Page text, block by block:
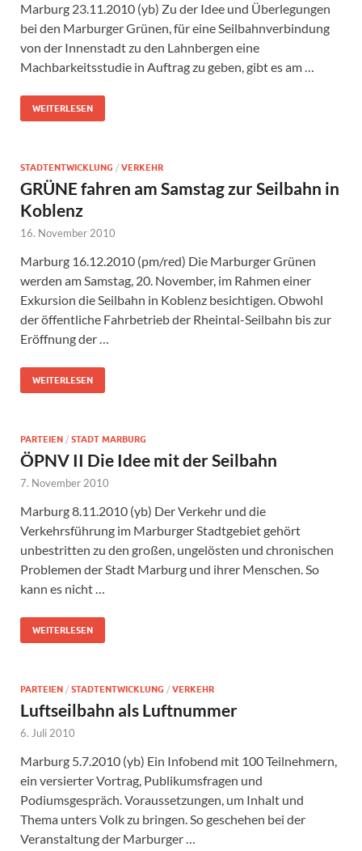
Marburg 23.11.2010 (yb) Zu der Idee und Überlegungen
bei den Marburger Grünen, für eine Seilbahnverbindung
von der Innenstadt zu den Lahnbergen eine
Machbarkeitsstudie in Auftrag zu geben, gibt es am …
WEITERLESEN
STADTENTWICKLUNG / VERKEHR
GRÜNE fahren am Samstag zur Seilbahn in
Koblenz
16. November 2010
Marburg 16.12.2010 (pm/red) Die Marburger Grünen
werden am Samstag, 20. November, im Rahmen einer
Exkursion die Seilbahn in Koblenz besichtigen. Obwohl
der öffentliche Fahrbetrieb der Rheintal-Seilbahn bis zur
Eröffnung der …
WEITERLESEN
PARTEIEN / STADT MARBURG
ÖPNV II Die Idee mit der Seilbahn
7. November 2010
Marburg 8.11.2010 (yb) Der Verkehr und die
Verkehrsführung im Marburger Stadtgebiet gehört
unbestritten zu den großen, ungelösten und chronischen
Problemen der Stadt Marburg und ihrer Menschen. So
kann es nicht …
WEITERLESEN
PARTEIEN / STADTENTWICKLUNG / VERKEHR
Luftseilbahn als Luftnummer
6. Juli 2010
Marburg 5.7.2010 (yb) Ein Infobend mit 100 Teilnehmern,
ein versierter Vortrag, Publikumsfragen und
Podiumsgespräch. Voraussetzungen, um Inhalt und
Thema unters Volk zu bringen. So geschehen bei der
Veranstaltung der Marburger …